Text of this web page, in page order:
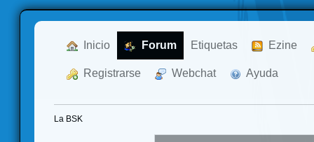
Inicio Forum Etiquetas Ezine
Registrarse Webchat Ayuda
La BSK